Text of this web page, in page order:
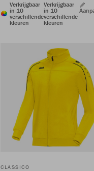
Verkrijgbaar
in 10
verschillende
kleuren
Verkrijgbaar
in 10
verschillende
kleuren
CLASSICO